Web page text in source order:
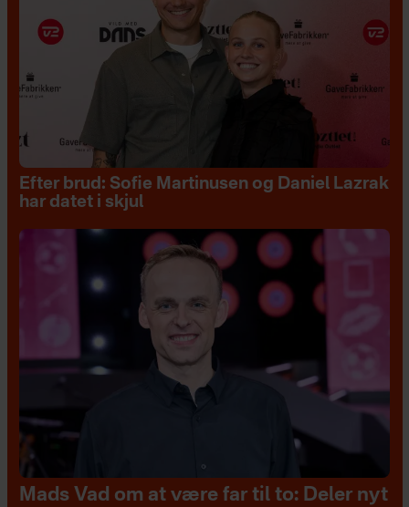
Efter brud: Sofie Martinusen og Daniel Lazrak
har datet i skjul
Mads Vad om at være far til to: Deler nyt